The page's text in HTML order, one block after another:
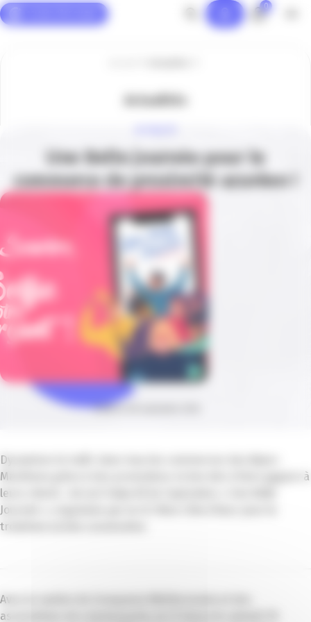
0
Actualités
Une Belle journée pour le
commerce de proximité azuréen !
Publié le 08 septembre 2020
Dynamiser le trafic dans tous les commerces des Alpes-
Maritimes grâce à des promotions et des lots à faire gagner à
leurs clients : tel est l’objectif de l’opération « Une Belle
Journée », organisée par la CCI Nice Côte d’Azur pour la
troisième année consécutive.
Avec le soutien de Groupama Méditerranée et des
associations de commerçants, la CCI lance le samedi 10
Panneau de gestion des cookies